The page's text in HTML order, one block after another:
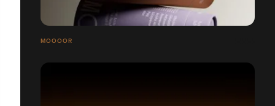
MOOOOR